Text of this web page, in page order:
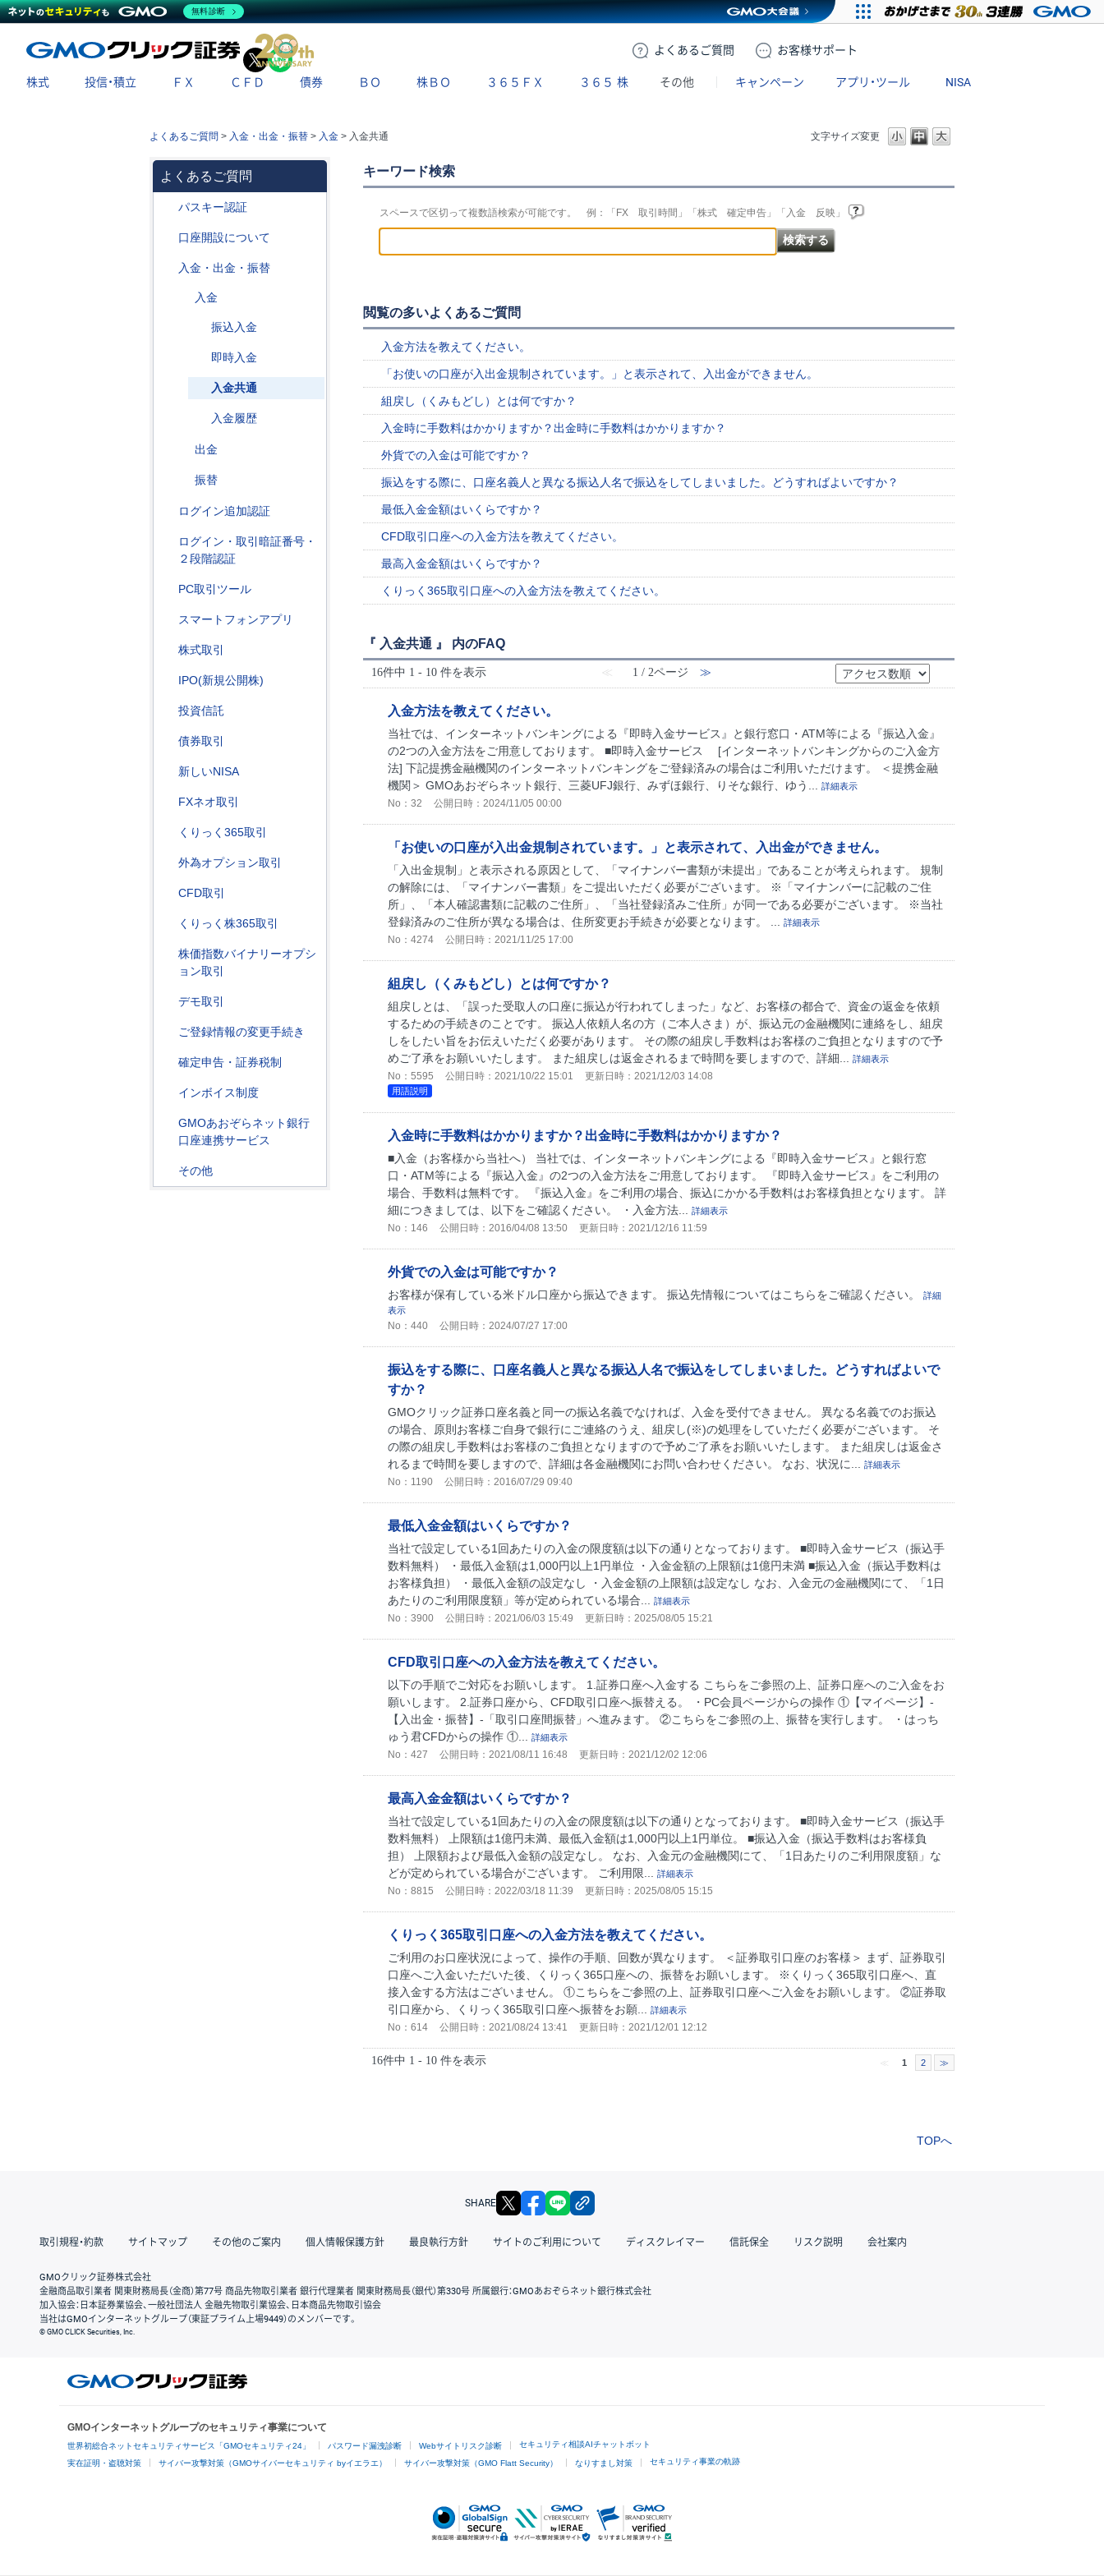
よくある ご質問 お客様サポート
X
株式 投信・積立 ＦＸ ＣＦＤ 債券 ＢＯ 株ＢＯ ３６５ＦＸ ３６５ 株 その他 キャンペーン アプリ・ツール NISA
文字サイズ変更
よくあるご質問 > 入金・出金・振替 > 入金 > 入金共通
よくあるご質問
パスキー認証
口座開設について
入金・出金・振替
入金
振込入金
即時入金
入金共通
入金履歴
出金
振替
ログイン追加認証
ログイン・取引暗証番号・
２段階認証
PC取引ツール
スマートフォンアプリ
株式取引
IPO(新規公開株)
投資信託
債券取引
新しいNISA
FXネオ取引
くりっく365取引
外為オプション取引
CFD取引
くりっく株365取引
株価指数バイナリーオプシ
ョン取引
デモ取引
ご登録情報の変更手続き
確定申告・証券税制
インボイス制度
GMOあおぞらネット銀行
口座連携サービス
その他
キーワード検索
スペースで区切って複数語検索が可能です。 例：「FX 取引時間」「株式 確定申告」「入金 反映」
閲覧の多いよくあるご質問
入金方法を教えてください。
「お使いの口座が入出金規制されています。」と表示されて、入出金ができません。
組戻し（くみもどし）とは何ですか？
入金時に手数料はかかりますか？出金時に手数料はかかりますか？
外貨での入金は可能ですか？
振込をする際に、口座名義人と異なる振込人名で振込をしてしまいました。どうすればよいですか？
最低入金金額はいくらですか？
CFD取引口座への入金方法を教えてください。
最高入金金額はいくらですか？
くりっく365取引口座への入金方法を教えてください。
『 入金共通 』 内のFAQ
16件中 1 - 10 件を表示 ≪ 1 / 2ページ ≫
入金方法を教えてください。
当社では、インターネットバンキングによる『即時入金サービス』と銀行窓口・ATM等による『振込入金』
の2つの入金方法をご用意しております。 ■即時入金サービス [インターネットバンキングからのご入金方
法] 下記提携金融機関のインターネットバンキングをご登録済みの場合はご利用いただけます。 ＜提携金融
機関＞ GMOあおぞらネット銀行、三菱UFJ銀行、みずほ銀行、りそな銀行、ゆう...
詳細表示
No：32 公開日時：2024/11/05 00:00
「お使いの口座が入出金規制されています。」と表示されて、入出金ができません。
「入出金規制」と表示される原因として、「マイナンバー書類が未提出」であることが考えられます。 規制
の解除には、「マイナンバー書類」をご提出いただく必要がございます。 ※「マイナンバーに記載のご住
所」、「本人確認書類に記載のご住所」、「当社登録済みご住所」が同一である必要がございます。 ※当社
登録済みのご住所が異なる場合は、住所変更お手続きが必要となります。 ...
詳細表示
No：4274 公開日時：2021/11/25 17:00
組戻し（くみもどし）とは何ですか？
組戻しとは、「誤った受取人の口座に振込が行われてしまった」など、お客様の都合で、資金の返金を依頼
するための手続きのことです。 振込人依頼人名の方（ご本人さま）が、振込元の金融機関に連絡をし、組戻
しをしたい旨をお伝えいただく必要があります。 その際の組戻し手数料はお客様のご負担となりますので予
めご了承をお願いいたします。 また組戻しは返金されるまで時間を要しますので、詳細...
詳細表示
No：5595 公開日時：2021/10/22 15:01 更新日時：2021/12/03 14:08
用語説明
入金時に手数料はかかりますか？出金時に手数料はかかりますか？
■入金（お客様から当社へ） 当社では、インターネットバンキングによる『即時入金サービス』と銀行窓
口・ATM等による『振込入金』の2つの入金方法をご用意しております。 『即時入金サービス』をご利用の
場合、手数料は無料です。 『振込入金』をご利用の場合、振込にかかる手数料はお客様負担となります。 詳
細につきましては、以下をご確認ください。 ・入金方法...
詳細表示
No：146 公開日時：2016/04/08 13:50 更新日時：2021/12/16 11:59
外貨での入金は可能ですか？
お客様が保有している米ドル口座から振込できます。 振込先情報についてはこちらをご確認ください。
詳細
表示
No：440 公開日時：2024/07/27 17:00
振込をする際に、口座名義人と異なる振込人名で振込をしてしまいました。どうすればよいで
すか？
GMOクリック証券口座名義と同一の振込名義でなければ、入金を受付できません。 異なる名義でのお振込
の場合、原則お客様ご自身で銀行にご連絡のうえ、組戻し(※)の処理をしていただく必要がございます。 そ
の際の組戻し手数料はお客様のご負担となりますので予めご了承をお願いいたします。 また組戻しは返金さ
れるまで時間を要しますので、詳細は各金融機関にお問い合わせください。 なお、状況に...
詳細表示
No：1190 公開日時：2016/07/29 09:40
最低入金金額はいくらですか？
当社で設定している1回あたりの入金の限度額は以下の通りとなっております。 ■即時入金サービス（振込手
数料無料） ・最低入金額は1,000円以上1円単位 ・入金金額の上限額は1億円未満 ■振込入金（振込手数料は
お客様負担） ・最低入金額の設定なし ・入金金額の上限額は設定なし なお、入金元の金融機関にて、「1日
あたりのご利用限度額」等が定められている場合...
詳細表示
No：3900 公開日時：2021/06/03 15:49 更新日時：2025/08/05 15:21
CFD取引口座への入金方法を教えてください。
以下の手順でご対応をお願いします。 1.証券口座へ入金する こちらをご参照の上、証券口座へのご入金をお
願いします。 2.証券口座から、CFD取引口座へ振替える。 ・PC会員ページからの操作 ①【マイページ】-
【入出金・振替】-「取引口座間振替」へ進みます。 ②こちらをご参照の上、振替を実行します。 ・はっち
ゅう君CFDからの操作 ①...
詳細表示
No：427 公開日時：2021/08/11 16:48 更新日時：2021/12/02 12:06
最高入金金額はいくらですか？
当社で設定している1回あたりの入金の限度額は以下の通りとなっております。 ■即時入金サービス（振込手
数料無料） 上限額は1億円未満、最低入金額は1,000円以上1円単位。 ■振込入金（振込手数料はお客様負
担） 上限額および最低入金額の設定なし。 なお、入金元の金融機関にて、「1日あたりのご利用限度額」な
どが定められている場合がございます。 ご利用限...
詳細表示
No：8815 公開日時：2022/03/18 11:39 更新日時：2025/08/05 15:15
くりっく365取引口座への入金方法を教えてください。
ご利用のお口座状況によって、操作の手順、回数が異なります。 ＜証券取引口座のお客様＞ まず、証券取引
口座へご入金いただいた後、くりっく365口座への、振替をお願いします。 ※くりっく365取引口座へ、直
接入金する方法はございません。 ①こちらをご参照の上、証券取引口座へご入金をお願いします。 ②証券取
引口座から、くりっく365取引口座へ振替をお願...
詳細表示
No：614 公開日時：2021/08/24 13:41 更新日時：2021/12/01 12:12
16件中 1 - 10 件を表示 1 2 ≫
TOPへ
SHARE X facebook
取引規程・約款 サイトマップ その他のご案内 個人情報保護方針 最良執行方針 サイトのご利用について ディスクレイマー 信託保全 リスク説明 会社案内
GMOクリック証券株式会社
金融商品取引業者 関東財務局長（金商）第77号 商品先物取引業者 銀行代理業者 関東財務局長（銀代）第330号 所属銀行：GMOあおぞらネット銀行株式会社
加入協会：日本証券業協会、一般社団法人 金融先物取引業協会、日本商品先物取引協会
当社はGMOインターネットグループ（東証プライム上場9449）のメンバーです。
© GMO CLICK Securities, Inc.
GMOインターネットグループのセキュリティ事業について
世界初総合ネットセキュリティサービス「GMOセキュリティ24」 パスワード漏洩診断 Webサイトリスク診断 セキュリティ相談AIチャットボット
実在証明・盗聴対策 サイバー攻撃対策（GMOサイバーセキュリティ byイエラエ） サイバー攻撃対策（GMO Flatt Security） なりすまし対策 セキュリティ事業の軌跡
無料診断